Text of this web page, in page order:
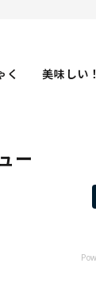
く 美味しい！
ー